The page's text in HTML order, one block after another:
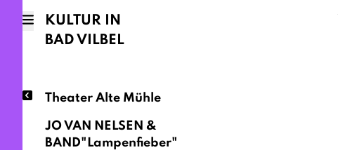
KULTUR IN
BAD VILBEL
Theater Alte Mühle
JO VAN NELSEN &
BAND"Lampenfieber"